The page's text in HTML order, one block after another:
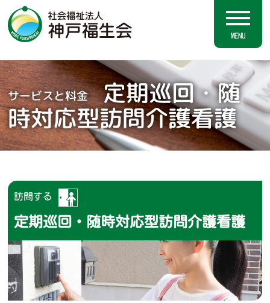
MENU
サービスと料金 定期巡回・随
時対応型訪問介護看護
訪問する
定期巡回・随時対応型訪問介護看護